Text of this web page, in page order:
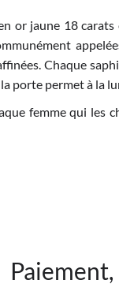
or jaune 18
Chaque
porte permet à la
femme qui les